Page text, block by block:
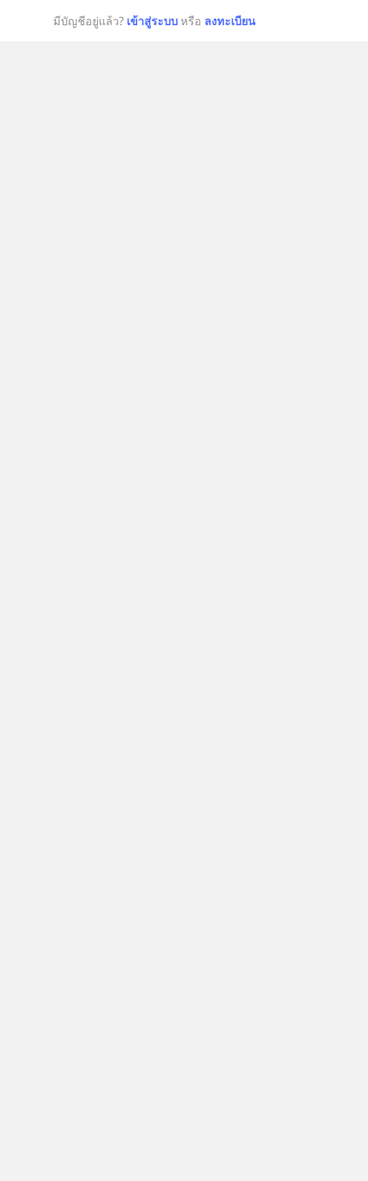
มีบัญชีอยู่แล้ว? เข้าสู่ระบบ หรือ ลงทะเบียน